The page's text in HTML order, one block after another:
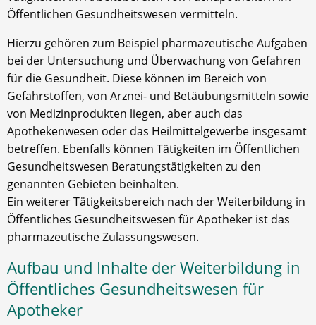
Öffentlichen Gesundheitswesen vermitteln.
Hierzu gehören zum Beispiel pharmazeutische Aufgaben
bei der Untersuchung und Überwachung von Gefahren
für die Gesundheit. Diese können im Bereich von
Gefahrstoffen, von Arznei- und Betäubungsmitteln sowie
von Medizinprodukten liegen, aber auch das
Apothekenwesen oder das Heilmittelgewerbe insgesamt
betreffen. Ebenfalls können Tätigkeiten im Öffentlichen
Gesundheitswesen Beratungstätigkeiten zu den
genannten Gebieten beinhalten.
Ein weiterer Tätigkeitsbereich nach der Weiterbildung in
Öffentliches Gesundheitswesen für Apotheker ist das
pharmazeutische Zulassungswesen.
Aufbau und Inhalte der Weiterbildung in
Öffentliches Gesundheitswesen für
Apotheker